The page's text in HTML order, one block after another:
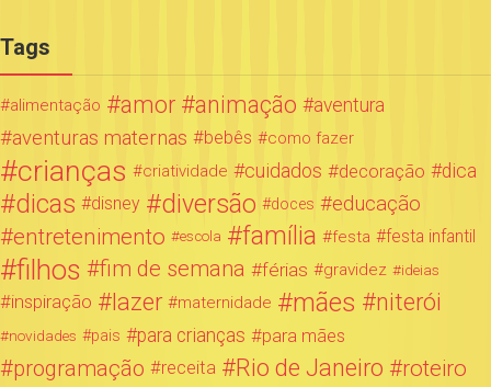
Tags
alimentação amor animação aventura
aventuras maternas bebês como fazer
crianças criatividade cuidados decoração dica
dicas disney diversão doces educação
entretenimento escola família festa festa infantil
filhos fim de semana férias gravidez ideias
inspiração lazer maternidade mães niterói
novidades pais para crianças para mães
programação receita Rio de Janeiro roteiro